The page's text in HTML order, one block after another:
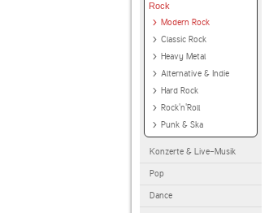
Rock
Modern Rock
Classic Rock
Heavy Metal
Alternative & Indie
Hard Rock
Rock'n'Roll
Punk & Ska
Konzerte & Live-Musik
Pop
Dance